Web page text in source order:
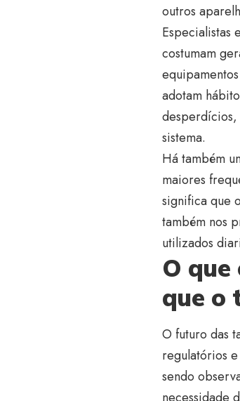
outros
Especialistas
costumam
adotam
desperdícios,
sistema.
Há também
maiores
significa que
também nos
utilizados
O que
que o
O futuro das
regulatórios
sendo